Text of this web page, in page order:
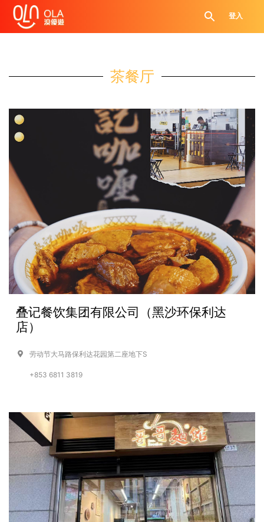
登入
茶餐厅
叠记餐饮集团有限公司（黑沙环保利达
店）
劳动节大马路保利达花园第二座地下S
+853 6811 3819